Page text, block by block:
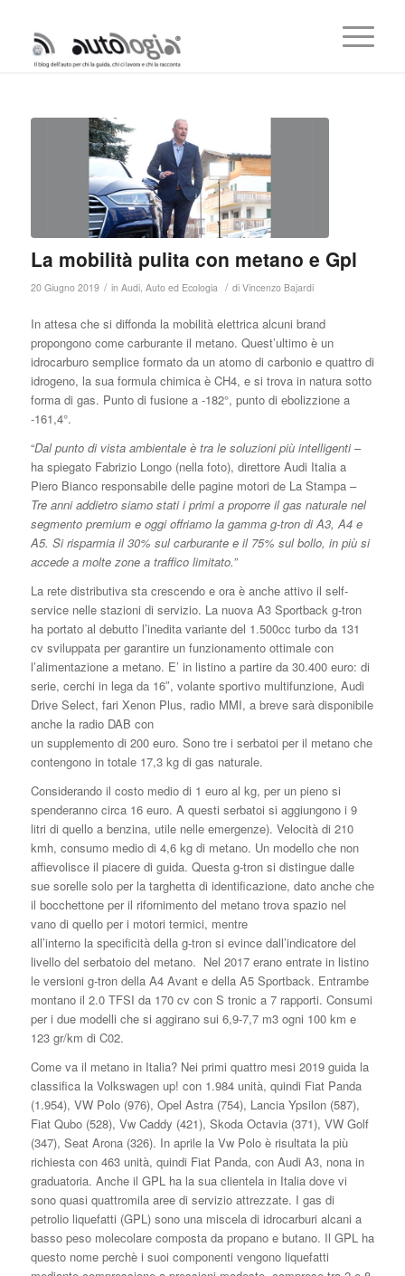
La mobilità pulita con metano e Gpl
20 Giugno 2019 / in Audi, Auto ed Ecologia / di Vincenzo Bajardi
In attesa che si diffonda la mobilità elettrica alcuni brand
propongono come carburante il metano. Quest’ultimo è un
idrocarburo semplice formato da un atomo di carbonio e quattro di
idrogeno, la sua formula chimica è CH4, e si trova in natura sotto
forma di gas. Punto di fusione a -182°, punto di ebolizzione a
-161,4°.
“Dal punto di vista ambientale è tra le soluzioni più intelligenti–
ha spiegato Fabrizio Longo (nella foto), direttore Audi Italia a
Piero Bianco responsabile delle pagine motori de La Stampa –
Tre anni addietro siamo stati i primi a proporre il gas naturale nel
segmento premium e oggi offriamo la gamma g-tron di A3, A4 e
A5. Si risparmia il 30% sul carburante e il 75% sul bollo, in più si
accede a molte zone a traffico limitato.”
La rete distributiva sta crescendo e ora è anche attivo il self-
service nelle stazioni di servizio. La nuova A3 Sportback g-tron
ha portato al debutto l’inedita variante del 1.500cc turbo da 131
cv sviluppata per garantire un funzionamento ottimale con
l’alimentazione a metano. E’ in listino a partire da 30.400 euro: di
serie, cerchi in lega da 16″, volante sportivo multifunzione, Audi
Drive Select, fari Xenon Plus, radio MMI, a breve sarà disponibile
anche la radio DAB con
un supplemento di 200 euro. Sono tre i serbatoi per il metano che
contengono in totale 17,3 kg di gas naturale.
Considerando il costo medio di 1 euro al kg, per un pieno si
spenderanno circa 16 euro. A questi serbatoi si aggiungono i 9
litri di quello a benzina, utile nelle emergenze). Velocità di 210
kmh, consumo medio di 4,6 kg di metano. Un modello che non
affievolisce il piacere di guida. Questa g-tron si distingue dalle
sue sorelle solo per la targhetta di identificazione, dato anche che
il bocchettone per il rifornimento del metano trova spazio nel
vano di quello per i motori termici, mentre
all’interno la specificità della g-tron si evince dall’indicatore del
livello del serbatoio del metano. Nel 2017 erano entrate in listino
le versioni g-tron della A4 Avant e della A5 Sportback. Entrambe
montano il 2.0 TFSI da 170 cv con S tronic a 7 rapporti. Consumi
per i due modelli che si aggirano sui 6,9-7,7 m3 ogni 100 km e
123 gr/km di C02.
Come va il metano in Italia? Nei primi quattro mesi 2019 guida la
classifica la Volkswagen up! con 1.984 unità, quindi Fiat Panda
(1.954), VW Polo (976), Opel Astra (754), Lancia Ypsilon (587),
Fiat Qubo (528), Vw Caddy (421), Skoda Octavia (371), VW Golf
(347), Seat Arona (326). In aprile la Vw Polo è risultata la più
richiesta con 463 unità, quindi Fiat Panda, con Audi A3, nona in
graduatoria. Anche il GPL ha la sua clientela in Italia dove vi
sono quasi quattromila aree di servizio attrezzate. I gas di
petrolio liquefatti (GPL) sono una miscela di idrocarburi alcani a
basso peso molecolare composta da propano e butano. Il GPL ha
questo nome perchè i suoi componenti vengono liquefatti